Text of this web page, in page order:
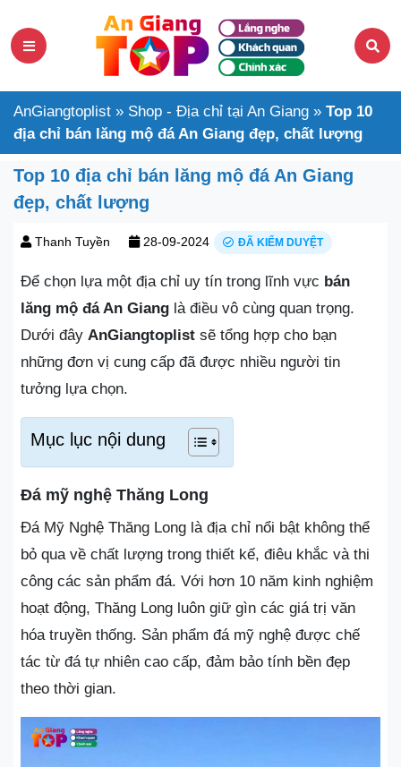
AnGiangtoplist » Shop - Địa chỉ tại An Giang » Top 10
địa chỉ bán lăng mộ đá An Giang đẹp, chất lượng
Top 10 địa chỉ bán lăng mộ đá An Giang
đẹp, chất lượng
Thanh Tuyền 28-09-2024 ĐÃ KIỂM DUYỆT
Để chọn lựa một địa chỉ uy tín trong lĩnh vực bán
lăng mộ đá An Giang là điều vô cùng quan trọng.
Dưới đây AnGiangtoplist sẽ tổng hợp cho bạn
những đơn vị cung cấp đã được nhiều người tin
tưởng lựa chọn.
Mục lục nội dung
Đá mỹ nghệ Thăng Long
Đá Mỹ Nghệ Thăng Long là địa chỉ nổi bật không thể
bỏ qua về chất lượng trong thiết kế, điêu khắc và thi
công các sản phẩm đá. Với hơn 10 năm kinh nghiệm
hoạt động, Thăng Long luôn giữ gìn các giá trị văn
hóa truyền thống. Sản phẩm đá mỹ nghệ được chế
tác từ đá tự nhiên cao cấp, đảm bảo tính bền đẹp
theo thời gian.